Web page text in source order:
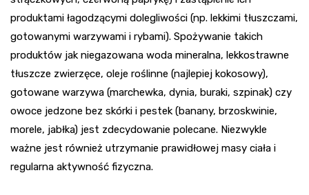
produktami łagodzącymi dolegliwości (np. lekkimi tłuszczami,
gotowanymi warzywami i rybami). Spożywanie takich
produktów jak niegazowana woda mineralna, lekkostrawne
tłuszcze zwierzęce, oleje roślinne (najlepiej kokosowy),
gotowane warzywa (marchewka, dynia, buraki, szpinak) czy
owoce jedzone bez skórki i pestek (banany, brzoskwinie,
morele, jabłka) jest zdecydowanie polecane. Niezwykle
ważne jest również utrzymanie prawidłowej masy ciała i
regularna aktywność fizyczna.